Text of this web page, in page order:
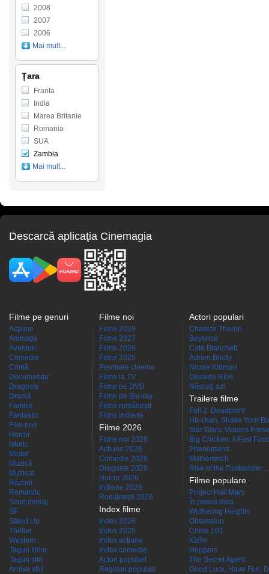
2008
2007
2006
Mai mult...
Țara
Franta
India
Marea Britanie
Romania
SUA
Zambia
Mai mult...
Descarcă aplicaţia Cinemagia
Filme pe genuri
Acţiune
Animaţie
Aventuri
Comedie
Crimă
Documentar
Dragoste
Dramă
Familie
Fantastic
Film noir
Horror
Istoric
Mister
Muzică
Muzical
Război
Romantic
Scurt metraj
SF
Stand Up
Thriller
Western
Taguri filme
Taguri stiri
Arhiva stiri
Filme noi
Filme 2028
Filme 2027
Filme 2026
Filme 2025
Premiere cinema
Filme la TV
Filme pe DVD
Filme pe Blu-ray
Filme româneşti
Filme indiene
Filme 2026
Filme noi 2026
Actiune 2026
Comedie 2026
Dragoste 2026
Horror 2026
Indiene 2026
Româneşti 2026
Index filme
Index 2026
Index 2025
Index acţiune
Index comedie
Actori populari
Regizori populari
Actori populari
Charlize Theron
Beyoncé
Cate Blanchett
Adrien Brody
Nicole Kidman
Osvaldo Ríos
Născuţi azi
Trailere filme
Fall 2: Deadpoint
Ha-chan, Shake Your
Star Wars: Visions
Big Chicken: A Fast
Phenomena
Motherwitch
Rise of the Footsoldier:...
Filme populare
Project Hail Mary
În pielea mea
Wuthering Heights
Obsession
Crime 101
Kîzîm
Hoppers
The Secret Agent
Good Luck, Have Fun,